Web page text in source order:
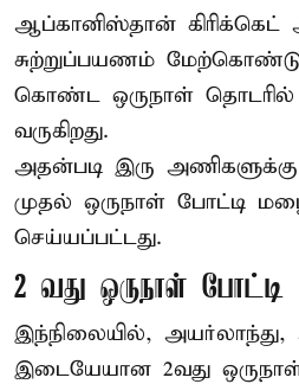
ஆப்கானிஸ்தான் கிரிக்கெட்
சுற்றுப்பயணம்
கொண்ட ஒருநாள் தொடரில்
வருகிறது.
அதன்படி இரு
முதல் ஒருநாள் போட்டி
செய்யப்பட்டது.
2 வது ஒருநாள் போட்டி
இந்நிலையில்,
இடையேயான 2வது